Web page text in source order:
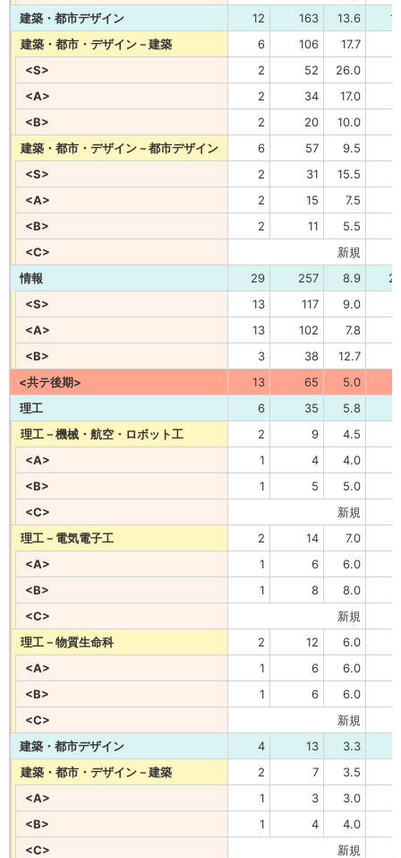
建築・都市デザイン
12 163 13.6
建築・都市・デザイン－建築
6 106 17.7
<S>
2 52 26.0
<A>
2 34 17.0
<B>
2 20 10.0
建築・都市・デザイン－都市デザイン
6 57 9.5
<S>
2 31 15.5
<A>
2 15 7.5
<B>
2 11 5.5
<C>
新規
情報
29 257 8.9
<S>
13 117 9.0
<A>
13 102 7.8
<B>
3 38 12.7
<共テ後期>
13 65 5.0
理工
6 35 5.8
理工－機械・航空・ロボット工
2 9 4.5
<A>
1 4 4.0
<B>
1 5 5.0
<C>
新規
理工－電気電子工
2 14 7.0
<A>
1 6 6.0
<B>
1 8 8.0
<C>
新規
理工－物質生命科
2 12 6.0
<A>
1 6 6.0
<B>
1 6 6.0
<C>
新規
建築・都市デザイン
4 13 3.3
建築・都市・デザイン－建築
2 7 3.5
<A>
1 3 3.0
<B>
1 4 4.0
<C>
新規